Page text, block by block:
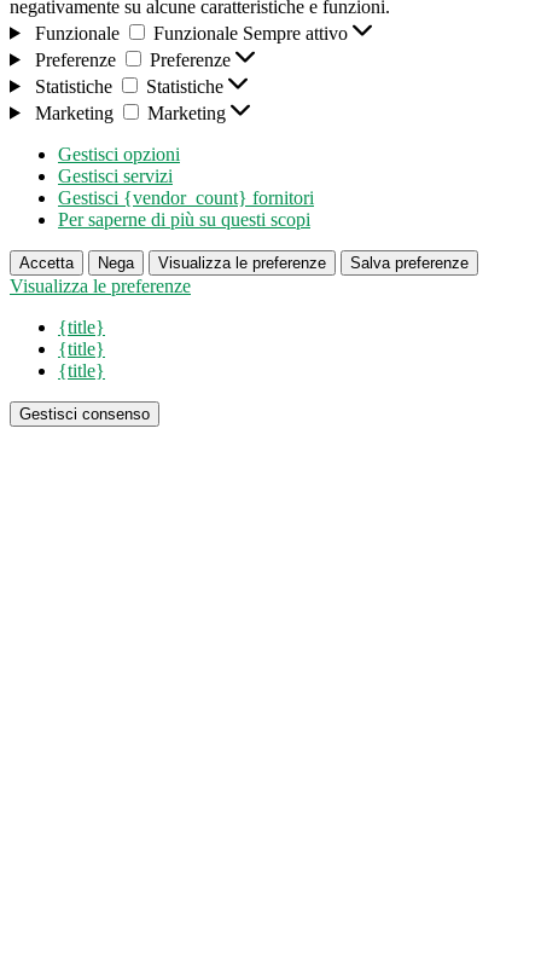
negativamente su alcune caratteristiche e funzioni.
Funzionale
Funzionale Sempre attivo
Preferenze
Preferenze
Statistiche
Statistiche
Marketing
Marketing
Gestisci opzioni
Gestisci servizi
Gestisci {vendor_count} fornitori
Per saperne di più su questi scopi
Accetta Nega Visualizza le preferenze Salva preferenze
Visualizza le preferenze
{title}
{title}
{title}
Gestisci consenso